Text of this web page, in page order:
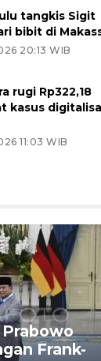
tangkis Sigit
bibit di
20:13 WIB
rugi Rp322,18
kasus
11:03 WIB
Frank-